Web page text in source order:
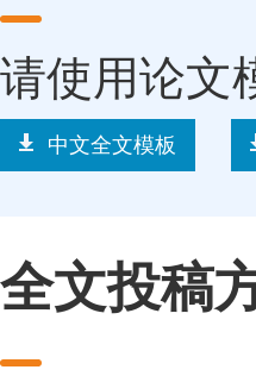
请使用论文
中文全文模板
全文投稿